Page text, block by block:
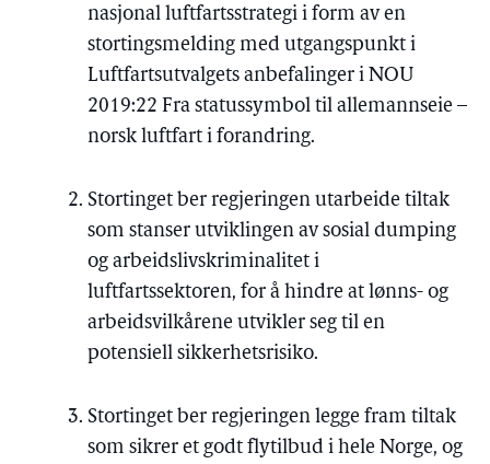
nasjonal luftfartsstrategi i form av en
stortingsmelding med utgangspunkt i
Luftfartsutvalgets anbefalinger i NOU
2019:22 Fra statussymbol til allemannseie –
norsk luftfart i forandring.
Stortinget ber regjeringen utarbeide tiltak
som stanser utviklingen av sosial dumping
og arbeidslivskriminalitet i
luftfartssektoren, for å hindre at lønns- og
arbeidsvilkårene utvikler seg til en
potensiell sikkerhetsrisiko.
Stortinget ber regjeringen legge fram tiltak
som sikrer et godt flytilbud i hele Norge, og